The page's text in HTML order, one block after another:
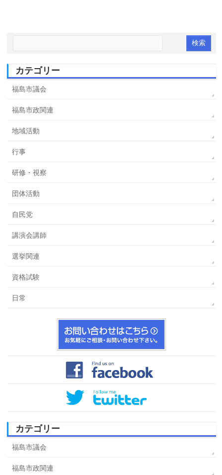
カテゴリー
福島市議会
福島市政関連
地域活動
行事
研修・視察
団体活動
自民党
講演会講師
選挙関連
資格試験
日常
カテゴリー
福島市議会
福島市政関連